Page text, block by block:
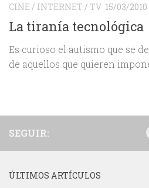
CINE / INTERNET / TV 15/03/2010
La tiranía tecnológica
Es curioso el autismo que se
de aquellos que quieren
SEGUIR:
ÚLTIMOS ARTÍCULOS